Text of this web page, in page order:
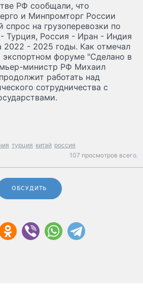
РФ сообщали, что
и Минпромторг России
на грузоперевозки по
Турция, Россия - Иран - Индия
2022 - 2025 годы. Как отмечал
форуме "Сделано в
министр РФ Михаил
работать над
сотрудничества с
турция китай россия
107 просмотров всего.
ОБСУДИТЬ